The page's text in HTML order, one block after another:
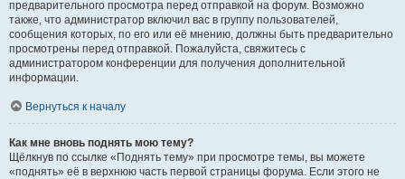
предварительного просмотра перед отправкой на форум. Возможно
также, что администратор включил вас в группу пользователей,
сообщения которых, по его или её мнению, должны быть предварительно
просмотрены перед отправкой. Пожалуйста, свяжитесь с
администратором конференции для получения дополнительной
информации.
Вернуться к началу
Как мне вновь поднять мою тему?
Щёлкнув по ссылке «Поднять тему» при просмотре темы, вы можете
«поднять» её в верхнюю часть первой страницы форума. Если этого не